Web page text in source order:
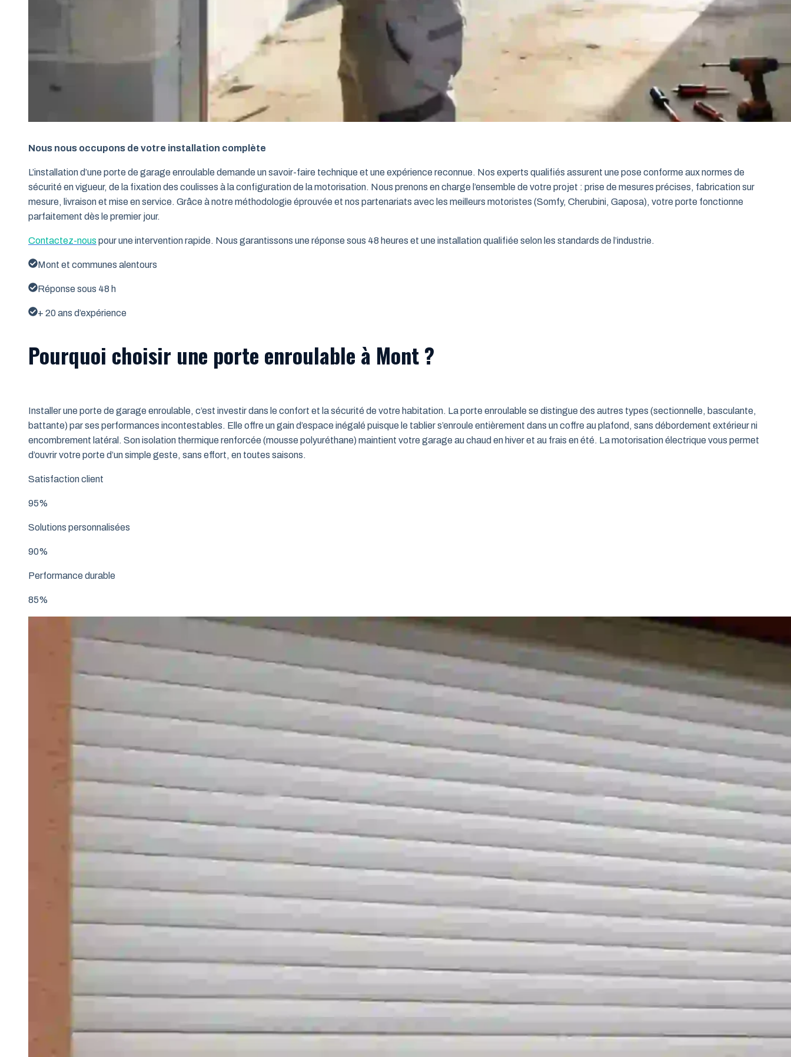
Nous nous occupons de votre installation complète
L’installation d’une porte de garage enroulable demande un savoir-faire technique et une expérience reconnue. Nos experts qualifiés assurent une pose conforme aux normes de
sécurité en vigueur, de la fixation des coulisses à la configuration de la motorisation. Nous prenons en charge l’ensemble de votre projet : prise de mesures précises, fabrication sur
mesure, livraison et mise en service. Grâce à notre méthodologie éprouvée et nos partenariats avec les meilleurs motoristes (Somfy, Cherubini, Gaposa), votre porte fonctionne
parfaitement dès le premier jour.
Contactez-nous pour une intervention rapide. Nous garantissons une réponse sous 48 heures et une installation qualifiée selon les standards de l’industrie.
Mont et communes alentours
Réponse sous 48 h
+ 20 ans d’expérience
Pourquoi choisir une porte enroulable à Mont ?
Installer une porte de garage enroulable, c’est investir dans le confort et la sécurité de votre habitation. La porte enroulable se distingue des autres types (sectionnelle, basculante,
battante) par ses performances incontestables. Elle offre un gain d’espace inégalé puisque le tablier s’enroule entièrement dans un coffre au plafond, sans débordement extérieur ni
encombrement latéral. Son isolation thermique renforcée (mousse polyuréthane) maintient votre garage au chaud en hiver et au frais en été. La motorisation électrique vous permet
d’ouvrir votre porte d’un simple geste, sans effort, en toutes saisons.
Satisfaction client
95%
Solutions personnalisées
90%
Performance durable
85%